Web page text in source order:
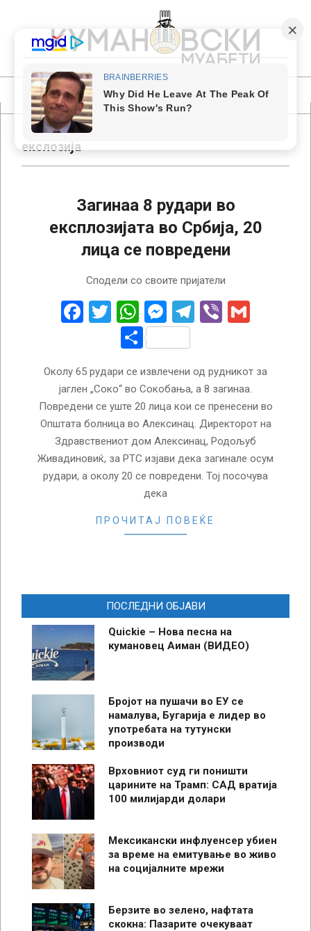
content
КУМАНОВСКИ
МУАБЕТИ
Primary
Navigation
Menuекслозија
Загинаа 8 рудари во
експлозијата во Србија, 20
лица се повредени
Сподели со своите пријатели
Facebook
Twitter
WhatsApp
Messenger
Telegram
Viber
Share
Околу 65 рудари се извлечени од рудникот за
јаглен „Соко“ во Сокобања, а 8 загинаа.
Повредени се уште 20 лица кои се пренесени во
Општата болница во Алексинац. Директорот на
Здравствениот дом Алексинац, Родољуб
Живадиновиќ, за РТС изјави дека загинале осум
рудари, а околу 20 се повредени. Тој посочува
дека
ПРОЧИТАЈ ПОВЕЌЕ
ПОСЛЕДНИ ОБЈАВИ
Quickie – Нова песна на
кумановец Аиман (ВИДЕО)
Бројот на пушачи во ЕУ се
намалува, Бугарија е лидер во
употребата на тутунски
производи
Врховниот суд ги поништи
царините на Трамп: САД вратија
100 милијарди долари
Мексикански инфлуенсер убиен
за време на емитување во живо
на социјалните мрежи
Берзите во зелено, нафтата
скокна: Пазарите очекуваат